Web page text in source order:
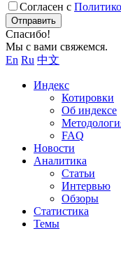
Согласен с
Отправить
Спасибо!
Мы с вами свяжемся.
En Ru 中文
Индекс
Котировки
Об индексе
FAQ
Новости
Аналитика
Статьи
Интервью
Обзоры
Статистика
Темы